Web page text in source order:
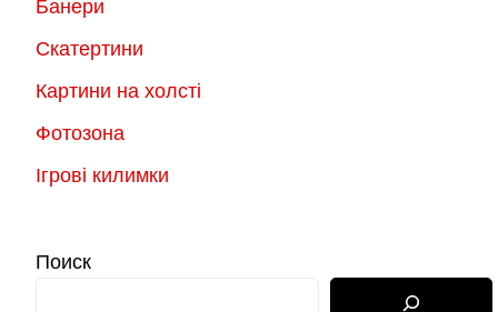
Банери
Скатертини
Картини на холсті
Фотозона
Ігрові килимки
Поиск